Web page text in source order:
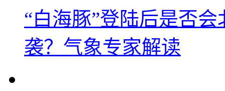
“白海豚”登陆后是否
袭？气象专家解读